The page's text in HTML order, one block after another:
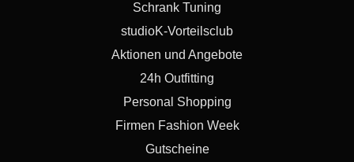
Schrank Tuning
studioK-Vorteilsclub
Aktionen und Angebote
24h Outfitting
Personal Shopping
Firmen Fashion Week
Gutscheine